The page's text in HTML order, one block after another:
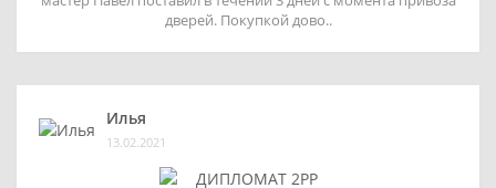
дверей. Покупкой дово..
Илья
13.02.2021